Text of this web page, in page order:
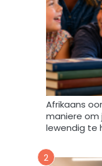
e
f
e
u
l
s
t
e
m
e
k
d
a
a
Afrikaans
maniere om
lewendig te
2